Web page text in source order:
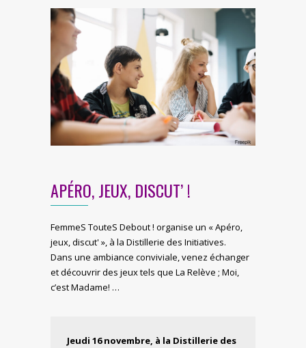
APÉRO, JEUX, DISCUT’ !
FemmeS TouteS Debout ! organise un « Apéro,
jeux, discut' », à la Distillerie des Initiatives.
Dans une ambiance conviviale, venez échanger
et découvrir des jeux tels que La Relève ; Moi,
c’est Madame! …
Jeudi 16 novembre, à la Distillerie des